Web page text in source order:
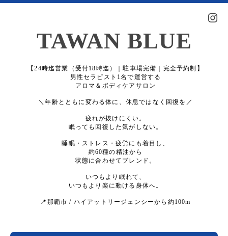
TAWAN BLUE
【24時迄営業（受付18時迄）｜駐車場完備｜完全予約制】
男性セラピスト1名で運営する
アロマ＆ボディケアサロン
＼年齢とともに変わる体に、休息ではなく回復を／
疲れが抜けにくい。
眠っても回復した気がしない。
睡眠・ストレス・疲労にも着目し、
約60種の精油から
状態に合わせてブレンド。
いつもより眠れて、
いつもより楽に動ける身体へ。
📍那覇市 / ハイアットリージェンシーから約100m